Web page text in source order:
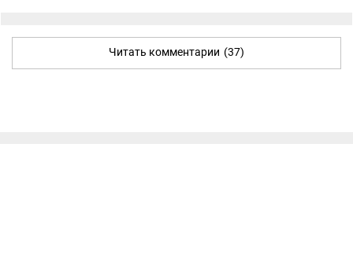
Читать комментарии (37)